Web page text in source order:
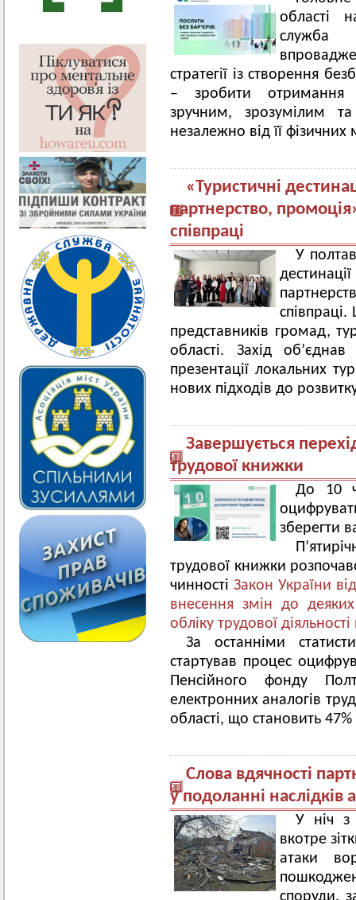
області
служба
стратегії із створення
– зробити отримання
зручним, зрозумілим
незалежно від її
«Туристичні
партнерство,
співпраці
У
представників громад,
області. Захід
презентації локальних
нових підходів до
Завершується
трудової книжки
До 10
зберегти
трудової книжки
чинностіЗакон України
внесення змін до
обліку трудової
За останніми
стартував процес
Пенсійного фонду
електронних аналогів
області, що становить 47%
Слова вдячності
у подоланні наслідків
У ніч
вкотре
атаки
споруди,